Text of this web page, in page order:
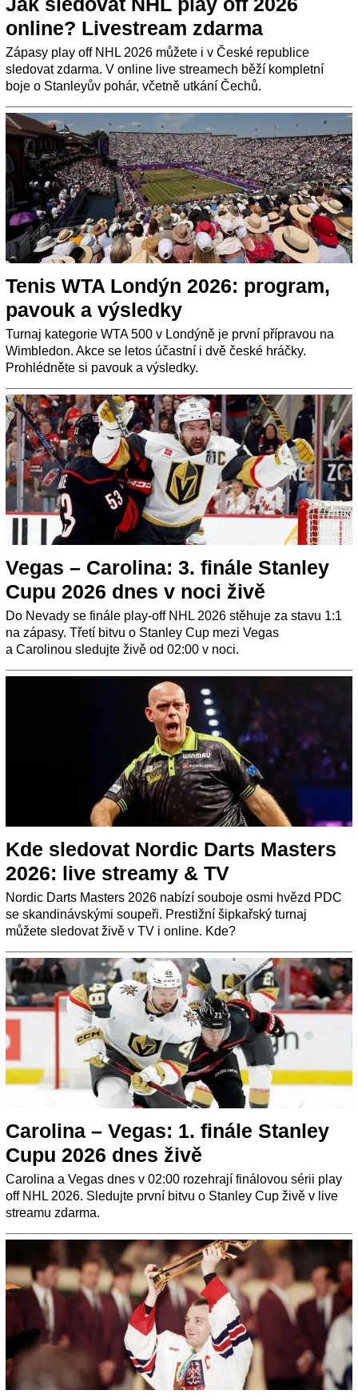
online? Livestream zdarma
Zápasy play off NHL 2026 můžete i v České republice
sledovat zdarma. V online live streamech běží kompletní
boje o Stanleyův pohár, včetně utkání Čechů.
Tenis WTA Londýn 2026: program,
pavouk a výsledky
Turnaj kategorie WTA 500 v Londýně je první přípravou na
Wimbledon. Akce se letos účastní i dvě české hráčky.
Prohlédněte si pavouk a výsledky.
Vegas – Carolina: 3. finále Stanley
Cupu 2026 dnes v noci živě
Do Nevady se finále play-off NHL 2026 stěhuje za stavu 1:1
na zápasy. Třetí bitvu o Stanley Cup mezi Vegas
a Carolinou sledujte živě od 02:00 v noci.
Kde sledovat Nordic Darts Masters
2026: live streamy & TV
Nordic Darts Masters 2026 nabízí souboje osmi hvězd PDC
se skandinávskými soupeři. Prestižní šipkařský turnaj
můžete sledovat živě v TV i online. Kde?
Carolina – Vegas: 1. finále Stanley
Cupu 2026 dnes živě
Carolina a Vegas dnes v 02:00 rozehrají finálovou sérii play
off NHL 2026. Sledujte první bitvu o Stanley Cup živě v live
streamu zdarma.